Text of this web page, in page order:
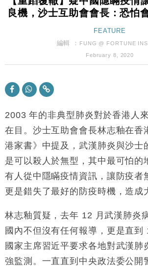
12:44
財經｜日本春季三度入市撐日圓
日圓干預創新高
國際｜特朗普料美伊戰事快結束
財經｜SA售股自救後再出手 斥
司
18:31
47仙
及消費表現
16:47
本地｜假冒內地執法人員要求交
16:05
15:47
財經｜恒隆10月換帥 玩具「反
粦接任
13:44
財經｜內地7月美元計價出口增
差達1125億美元
12:44
財經｜日本春季三度入市撐日圓
日圓干預創新高
良機，沙士互助會會長：恐怕
FEATURE
編輯 ：
FUNG @ FORTUNE
February 8, 2020
2003 年的非典型肺炎對於香港人
在目。沙士互助會會長林志釉在香
港家書》中提及，武漢肺炎與沙士
是可以殺人於無型，其中最可怕的
有人從中隱瞞疫情資訊，讓防疫者
更是錯失了最好的防疫時機，造成
林志釉質疑，去年 12 月武漢肺炎
國內不但沒有任何報導，更是直到
國家主席習近平要求各地對武漢肺
強監測。一直直到中央政法委公開